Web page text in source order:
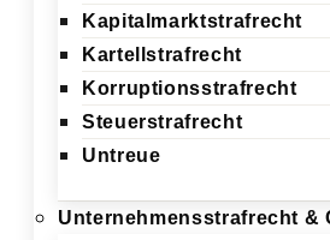
Kapitalmarktstrafrecht
Kartellstrafrecht
Korruptionsstrafrecht
Steuerstrafrecht
Untreue
Unternehmensstrafrecht &